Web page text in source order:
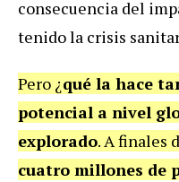
consecuencia del
tenido la crisis
Pero ¿qué la hace
potencial a nivel
explorado. A finales
cuatro millones de